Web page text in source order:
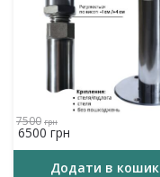
7500 грн
Оригінальна
ціна:
7500₴.
6500 грн
ціна:
6500₴.
Додати в кошик